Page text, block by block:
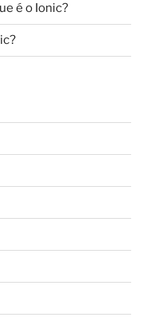
é o Ionic?